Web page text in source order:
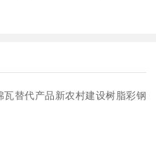
替代产品新农村建设树脂彩钢